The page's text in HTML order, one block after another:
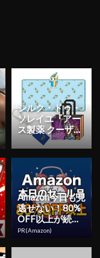
シルク・ドゥ・
ソレイユ『アー
ス製薬 クーザ』
東京公演の日程
＆チケット情報
Amazon今日も見
逃せない！80%
OFF以上が続々
登場
PR(Amazon)